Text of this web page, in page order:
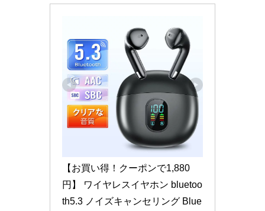
【お買い得！クーポンで1,880
円】 ワイヤレスイヤホン bluetoo
th5.3 ノイズキャンセリング Blue